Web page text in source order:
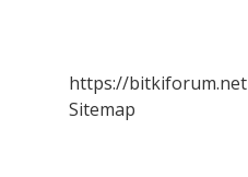
https://bitkiforum.net
Sitemap